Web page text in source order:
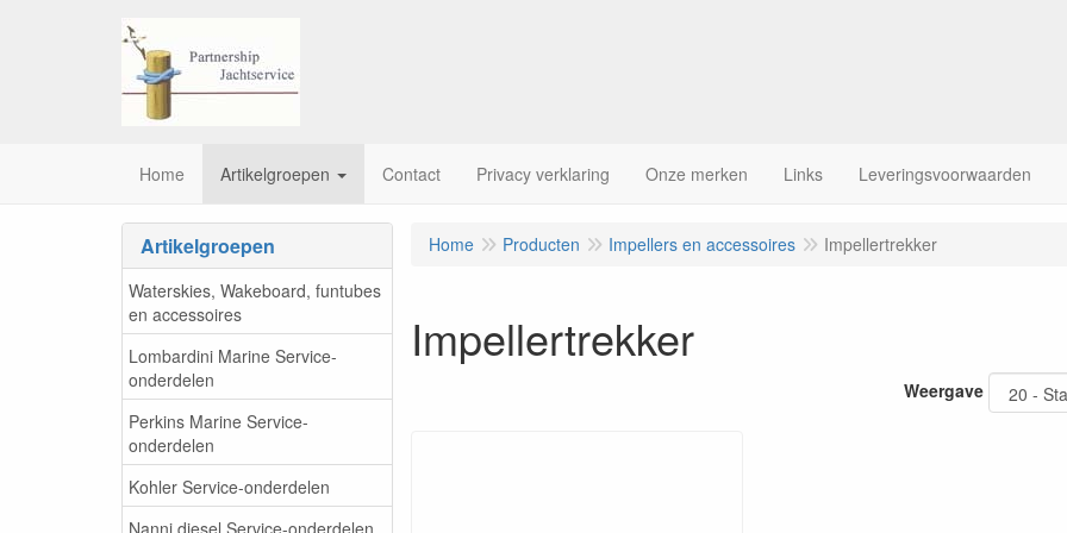
Home Artikelgroepen Contact Privacy verklaring Onze merken Links Leveringsvoorwaarden
Artikelgroepen
Waterskies, Wakeboard, funtubes
en accessoires
Lombardini Marine Service-
onderdelen
Perkins Marine Service-
onderdelen
Kohler Service-onderdelen
Nanni diesel Service-onderdelen
Home Producten Impellers en accessoires Impellertrekker
Impellertrekker
Weergave